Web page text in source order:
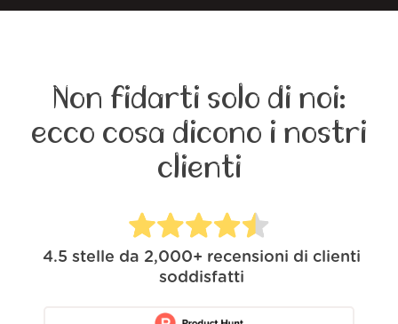
Non fidarti solo di noi:
ecco cosa dicono i nostri
clienti
4.5 stelle da 2,000+ recensioni di clienti
soddisfatti